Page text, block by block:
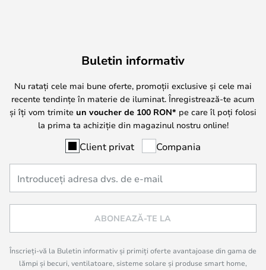
Buletin informativ
Nu ratați cele mai bune oferte, promoții exclusive și cele mai
recente tendințe în materie de iluminat. Înregistrează-te acum
și îți vom trimite un voucher de 100 RON* pe care îl poți folosi
la prima ta achiziție din magazinul nostru online!
Client privat Compania
ABONEAZĂ-TE LA
Înscrieți-vă la Buletin informativ și primiți oferte avantajoase din gama de
lămpi și becuri, ventilatoare, sisteme solare și produse smart home,